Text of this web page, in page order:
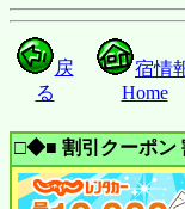
戻
る
宿情
Home
□◆■ 割引クーポン